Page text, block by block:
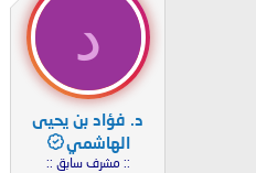
د
د. فؤاد بن يحيى
الهاشمي
:: مشرف سابق ::